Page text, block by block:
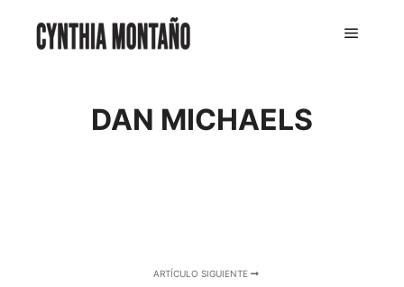
DAN MICHAELS
ARTÍCULO SIGUIENTE